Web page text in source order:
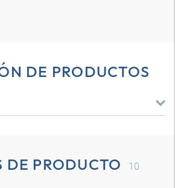
DE PRODUCTOS
DE PRODUCTO
10